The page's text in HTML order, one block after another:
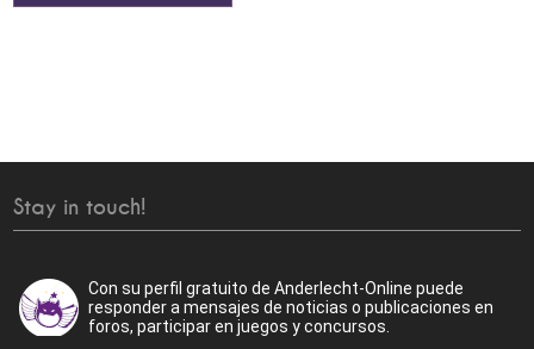
Stay in touch!
Con su perfil gratuito de Anderlecht-Online puede
responder a mensajes de noticias o publicaciones en
foros, participar en juegos y concursos.